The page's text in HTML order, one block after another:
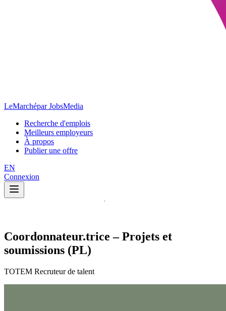
LeMarchépar JobsMedia
Recherche d'emplois
Meilleurs employeurs
À propos
Publier une offre
EN
Connexion
Coordonnateur.trice – Projets et
soumissions (PL)
TOTEM Recruteur de talent